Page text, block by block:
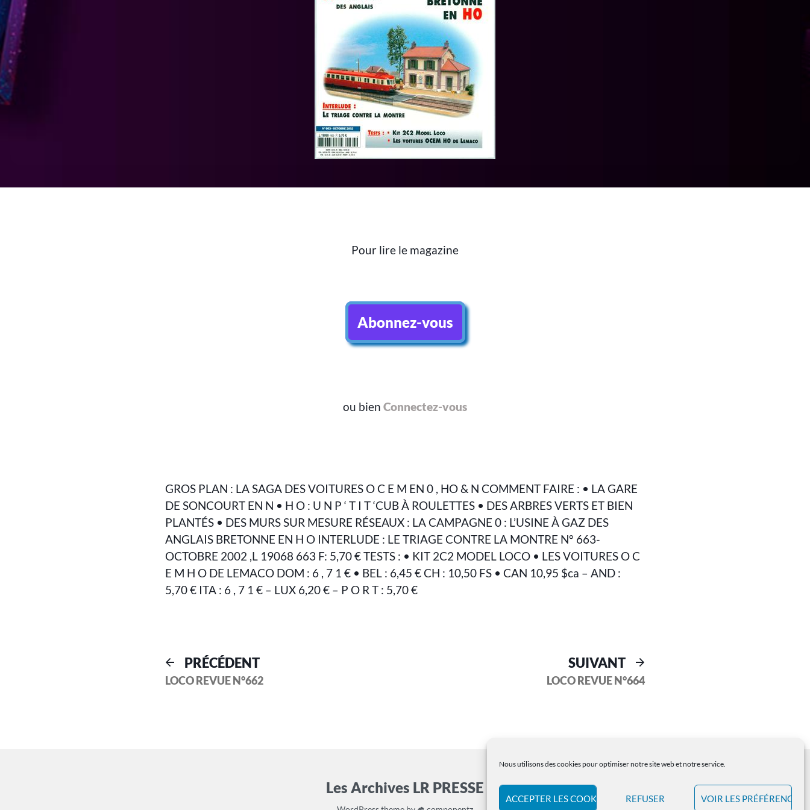
Nous utilisons des cookies pour optimiser notre site web et notre service.
ACCEPTER LES COOKIES REFUSER VOIR LES PRÉFÉRENCES
Pour lire le magazine
Abonnez-vous
ou bien Connectez-vous
GROS PLAN : LA SAGA DES VOITURES O C E M EN 0 , HO & N COMMENT FAIRE : • LA GARE
DE SONCOURT EN N • H O : U N P ‘ T I T ‘CUB À ROULETTES • DES ARBRES VERTS ET BIEN
PLANTÉS • DES MURS SUR MESURE RÉSEAUX : LA CAMPAGNE 0 : L’USINE À GAZ DES
ANGLAIS BRETONNE EN H O INTERLUDE : LE TRIAGE CONTRE LA MONTRE N° 663-
OCTOBRE 2002 ,L 19068 663 F: 5,70 € TESTS : • KIT 2C2 MODEL LOCO • LES VOITURES O C
E M H O DE LEMACO DOM : 6 , 7 1 € • BEL : 6,45 € CH : 10,50 FS • CAN 10,95 $ca – AND :
5,70 € ITA : 6 , 7 1 € – LUX 6,20 € – P O R T : 5,70 €
PRÉCÉDENT
LOCO REVUE N°662
SUIVANT
LOCO REVUE N°664
Les Archives LR PRESSE